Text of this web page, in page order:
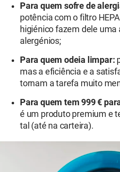
Para quem sofre de
potência com o filtro
higiénico fazem dele uma
alergénios;
Para quem odeia limpar:
mas a eficiência e a
tornam a tarefa muito
Para quem tem 999 €
é um produto premium e
tal (até na carteira).